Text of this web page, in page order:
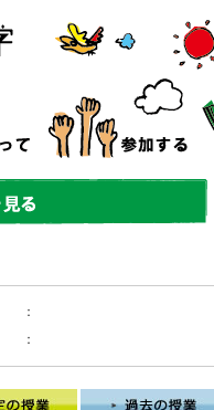
：
：